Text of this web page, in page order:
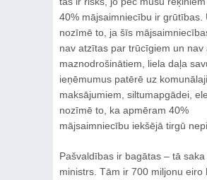
40% mājsaimniecību ir grūtības.
nozīmē to, ja šīs
nav atzītas par trūcīgiem un nav
maznodrošinātiem, liela daļa
ieņēmumus patērē uz
maksājumiem, siltumapgādei,
nozīmē to, ka apmēram 40%
mājsaimniecību iekšējā tirgū
Pašvaldības ir bagātas – tā saka
ministrs. Tām ir 700 miljonu eiro